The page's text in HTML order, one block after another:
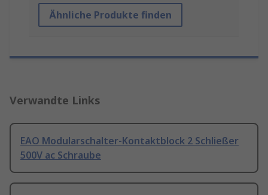
Ähnliche Produkte finden
Verwandte Links
EAO Modularschalter-Kontaktblock 2 Schließer
500V ac Schraube